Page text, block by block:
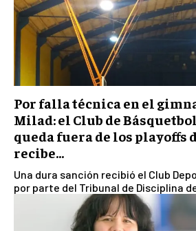
Por falla técnica en el
Milad: el Club de
queda fuera de los playoffs
recibe...
Una dura sanción recibió el Club
por parte del Tribunal de Disciplina